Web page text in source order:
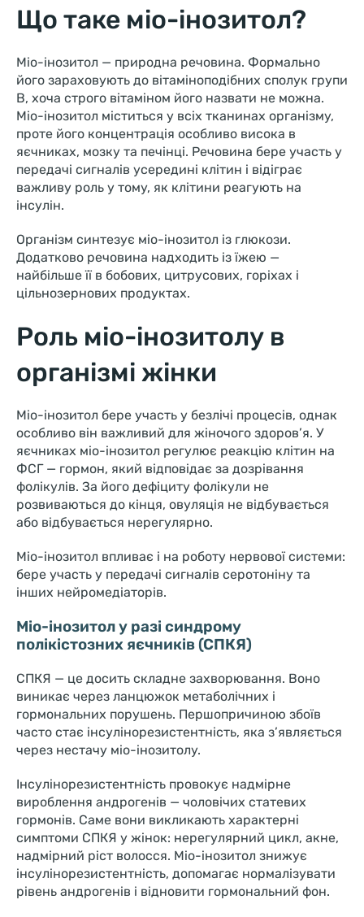
Що таке міо-інозитол?
Міо-інозитол — природна речовина. Формально
його зараховують до вітаміноподібних сполук групи
B, хоча строго вітаміном його назвати не можна.
Міо-інозитол міститься у всіх тканинах організму,
проте його концентрація особливо висока в
яєчниках, мозку та печінці. Речовина бере участь у
передачі сигналів усередині клітин і відіграє
важливу роль у тому, як клітини реагують на
інсулін.
Організм синтезує міо-інозитол із глюкози.
Додатково речовина надходить із їжею —
найбільше її в бобових, цитрусових, горіхах і
цільнозернових продуктах.
Роль міо-інозитолу в
організмі жінки
Міо-інозитол бере участь у безлічі процесів, однак
особливо він важливий для жіночого здоров’я. У
яєчниках міо-інозитол регулює реакцію клітин на
ФСГ — гормон, який відповідає за дозрівання
фолікулів. За його дефіциту фолікули не
розвиваються до кінця, овуляція не відбувається
або відбувається нерегулярно.
Міо-інозитол впливає і на роботу нервової системи:
бере участь у передачі сигналів серотоніну та
інших нейромедіаторів.
Міо-інозитол у разі синдрому
полікістозних яєчників (СПКЯ)
СПКЯ — це досить складне захворювання. Воно
виникає через ланцюжок метаболічних і
гормональних порушень. Першопричиною збоїв
часто стає інсулінорезистентність, яка з’являється
через нестачу міо-інозитолу.
Інсулінорезистентність провокує надмірне
вироблення андрогенів — чоловічих статевих
гормонів. Саме вони викликають характерні
симптоми СПКЯ у жінок: нерегулярний цикл, акне,
надмірний ріст волосся. Міо-інозитол знижує
інсулінорезистентність, допомагає нормалізувати
рівень андрогенів і відновити гормональний фон.